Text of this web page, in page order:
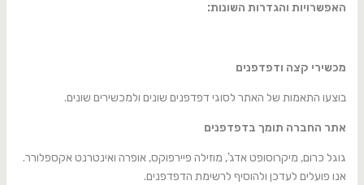
האפשרויות והגדרות השונות:
מכשירי קצה ודפדפנים
בוצעו התאמות של האתר לסוגי דפדפנים שונים ולמכשירים שונים.
אתר החברה תומך בדפדפנים
גוגל כרום, מיקרוסופט אדג', מוזילה פיירפוקס, אופרה ואינטרנט אקספלורר.
אנו פועלים לעדכן ולהוסיף לרשימת הדפדפנים.